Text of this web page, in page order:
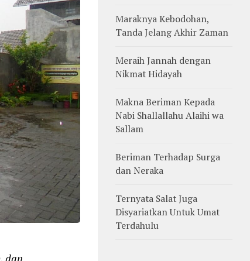
dan
Maraknya Kebodohan,
Tanda Jelang Akhir Zaman
Meraih Jannah dengan
Nikmat Hidayah
Makna Beriman Kepada
Nabi Shallallahu Alaihi wa
Sallam
Beriman Terhadap Surga
dan Neraka
Ternyata Salat Juga
Disyariatkan Untuk Umat
Terdahulu